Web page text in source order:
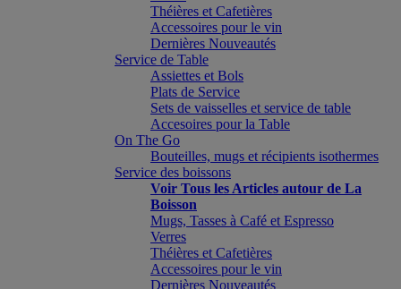
Théières et Cafetières
Accessoires pour le vin
Dernières Nouveautés
Service de Table
Assiettes et Bols
Plats de Service
Sets de vaisselles et service de table
Accesoires pour la Table
On The Go
Bouteilles, mugs et récipients isothermes
Service des boissons
Voir Tous les Articles autour de La
Boisson
Mugs, Tasses à Café et Espresso
Verres
Théières et Cafetières
Accessoires pour le vin
Dernières Nouveautés